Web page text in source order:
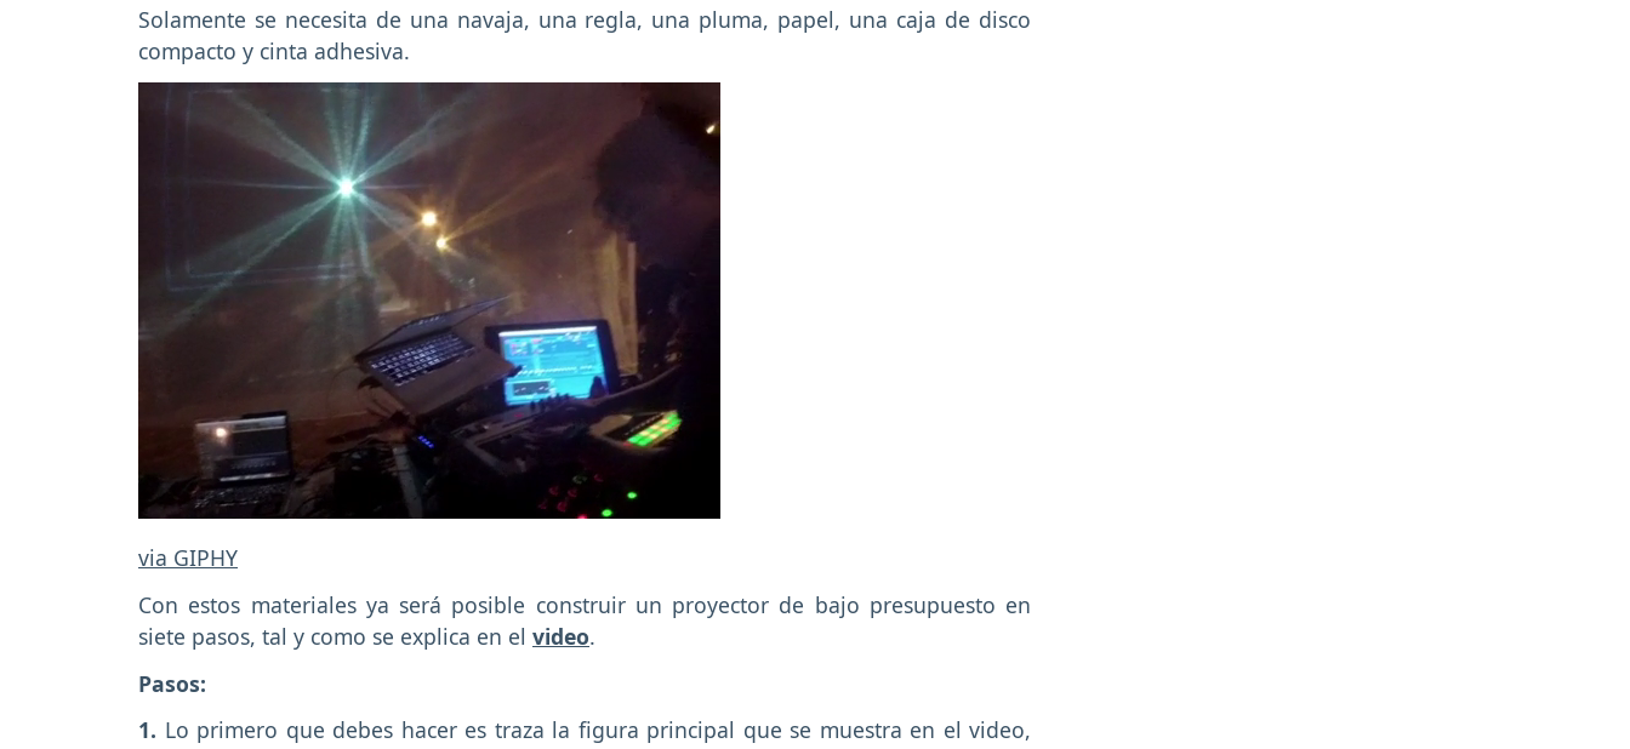
Solamente se necesita de una navaja, una regla, una pluma, papel, una caja de disco
compacto y cinta adhesiva.
via GIPHY
Con estos materiales ya será posible construir un proyector de bajo presupuesto en
siete pasos, tal y como se explica en el video.
Pasos:
1. Lo primero que debes hacer es traza la figura principal que se muestra en el video,